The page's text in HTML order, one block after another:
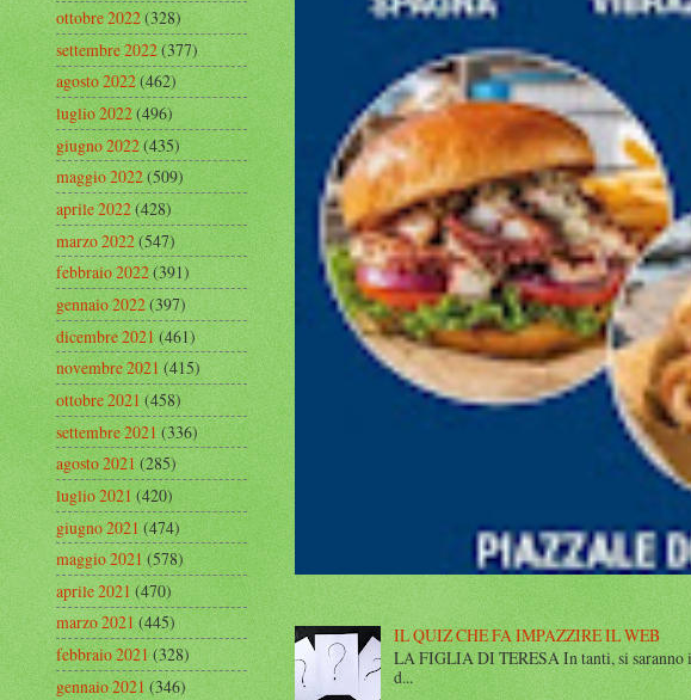
IL QUIZ CHE FA IMPAZZIRE IL WEB
LA FIGLIA DI TERESA In tanti, si saranno
d...
ottobre 2022(328)
settembre 2022(377)
agosto 2022(462)
luglio 2022(496)
giugno 2022(435)
maggio 2022(509)
aprile 2022(428)
marzo 2022(547)
febbraio 2022(391)
gennaio 2022(397)
dicembre 2021(461)
novembre 2021(415)
ottobre 2021(458)
settembre 2021(336)
agosto 2021(285)
luglio 2021(420)
giugno 2021(474)
maggio 2021(578)
aprile 2021(470)
marzo 2021(445)
febbraio 2021(328)
gennaio 2021(346)